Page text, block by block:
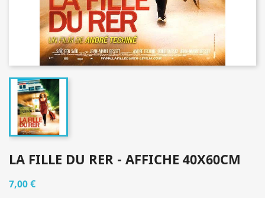
LA FILLE DU RER - AFFICHE 40X60CM
7,00 €